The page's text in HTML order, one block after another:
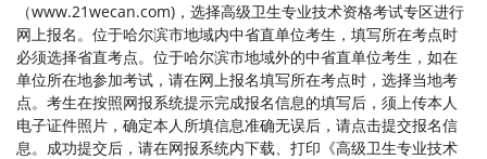
（www.21wecan.com)，选择高级卫生专业技术资格考试专区进行
网上报名。位于哈尔滨市地域内中省直单位考生，填写所在考点时
必须选择省直考点。位于哈尔滨市地域外的中省直单位考生，如在
单位所在地参加考试，请在网上报名填写所在考点时，选择当地考
点。考生在按照网报系统提示完成报名信息的填写后，须上传本人
电子证件照片，确定本人所填信息准确无误后，请点击提交报名信
息。成功提交后，请在网报系统内下载、打印《高级卫生专业技术